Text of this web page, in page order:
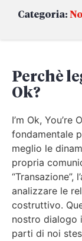
Categoria:
Perchè
Ok?
I’m Ok,
fondamentale
meglio le
propria
analizzare le
costruttivo.
nostro dialogo
parti di noi